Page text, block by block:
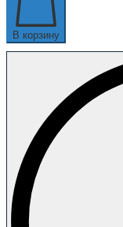
В корзину